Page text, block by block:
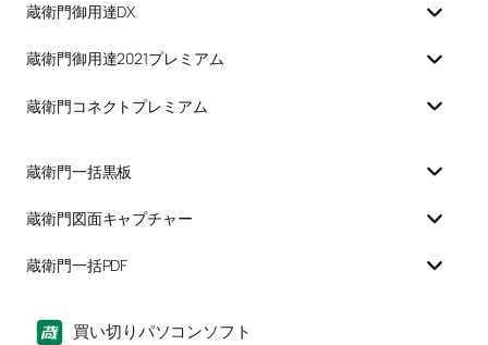
蔵衛門御用達DX
蔵衛門御用達2021プレミアム
蔵衛門コネクトプレミアム
蔵衛門一括黒板
蔵衛門図面キャプチャー
蔵衛門一括PDF
買い切りパソコンソフト